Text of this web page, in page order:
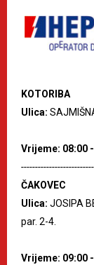
KOTORIBA
Ulica:
Vrijeme: 08:00
ČAKOVEC
Ulica: JOSIPA
par. 2-4.
Vrijeme: 09:00